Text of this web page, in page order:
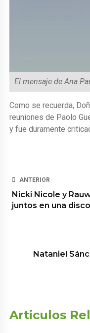
El mensaje de Ana
Como se recuerda,
reuniones de Paolo
y fue duramente
ANTERIOR
Nicki Nicole y
juntos en una
Nataniel
Articulos